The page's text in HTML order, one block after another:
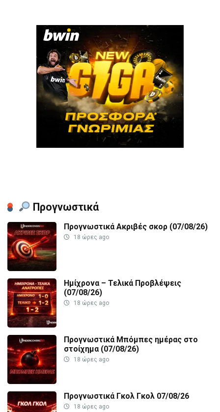
Προγνωστικά
Προγνωστικά Ακριβές σκορ (07/08/26)
18 ώρες ago
Ημίχρονα – Τελικά Προβλέψεις
(07/08/26)
18 ώρες ago
Προγνωστικά Μπόμπες ημέρας στο
στοίχημα (07/08/26)
18 ώρες ago
Προγνωστικά Γκολ Γκολ 07/08/26
18 ώρες ago